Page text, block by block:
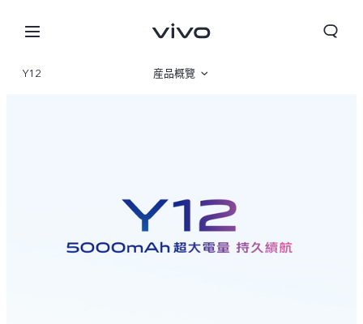
Y12 産品概覽